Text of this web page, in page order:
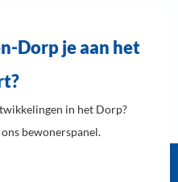
Dorp je aan het
in het Dorp?
bewonerspanel.